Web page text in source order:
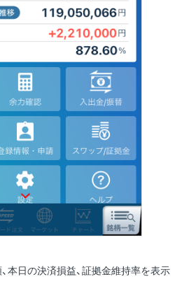
本日の決済損益、証拠金維持率を表示